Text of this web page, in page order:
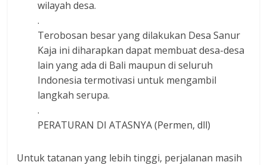
wilayah desa.
.
Terobosan besar yang dilakukan Desa Sanur
Kaja ini diharapkan dapat membuat desa-desa
lain yang ada di Bali maupun di seluruh
Indonesia termotivasi untuk mengambil
langkah serupa.
.
PERATURAN DI ATASNYA (Permen, dll)
Untuk tatanan yang lebih tinggi, perjalanan masih